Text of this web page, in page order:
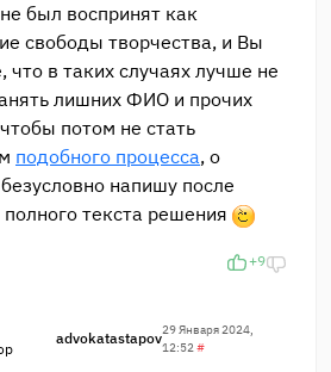
был воспринят как
свободы творчества, и Вы
что в таких случаях лучше не
лишних ФИО и прочих
потом не стать
подобного процесса, о
напишу после
текста решения
+9
advokatastapov29 Января 2024,
12:52#